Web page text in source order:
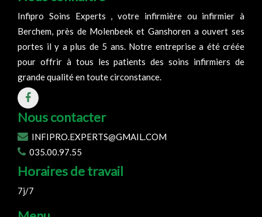
Infipro Soins Experts , votre infirmière ou infirmier à
Berchem, près de Molenbeek et Ganshoren a ouvert ses
portes il y a plus de 5 ans. Notre entreprise a été créée
pour offrir à tous les patients des soins infirmiers de
grande qualité en toute circonstance.
Nous contacter
INFIPRO.EXPERTS@GMAIL.COM
035.00.97.55
Horaires de travail
7j/7